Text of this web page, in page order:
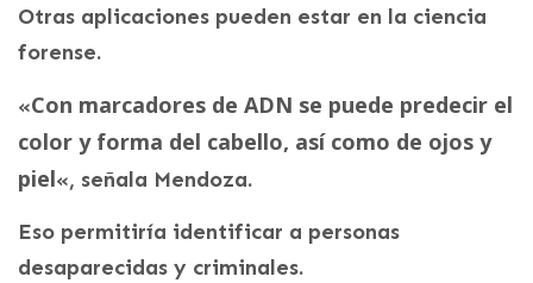
Otras aplicaciones pueden estar en la ciencia
forense.
«Con marcadores de ADN se puede predecir el
color y forma del cabello, así como de ojos y
piel«, señala Mendoza.
Eso permitiría identificar a personas
desaparecidas y criminales.